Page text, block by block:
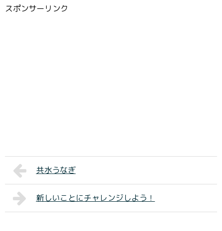
スポンサーリンク
共水うなぎ
新しいことにチャレンジしよう！